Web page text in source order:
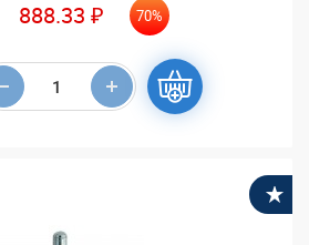
888.33 ₽ 70%